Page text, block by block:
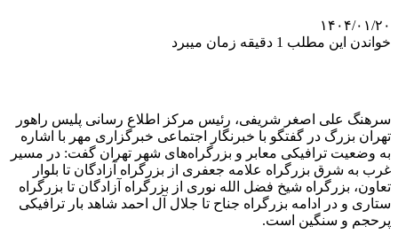
۱۴۰۴/۰۱/۲۰
خواندن این مطلب 1 دقیقه زمان میبرد
سرهنگ علی اصغر شریفی، رئیس مرکز اطلاع رسانی پلیس راهور
تهران بزرگ در گفتگو با خبرنگار اجتماعی خبرگزاری مهر با اشاره
به وضعیت ترافیکی معابر و بزرگراه‌های شهر تهران گفت: در مسیر
غرب به شرق بزرگراه علامه جعفری از بزرگراه آزادگان تا بلوار
تعاون، بزرگراه شیخ فضل الله نوری از بزرگراه آزادگان تا بزرگراه
ستاری و در ادامه بزرگراه جناح تا جلال آل احمد شاهد بار ترافیکی
پرحجم و سنگین است.